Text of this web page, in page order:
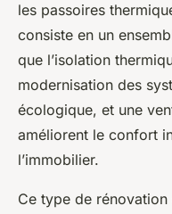
les passoires
consiste en un
que l’isolation
modernisation des
écologique, et une
améliorent le confort
l’immobilier.
Ce type de